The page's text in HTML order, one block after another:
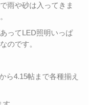
雨や砂は入ってきま
ってLED照明いっぱ
のです。
ら4.15帖まで各種揃え